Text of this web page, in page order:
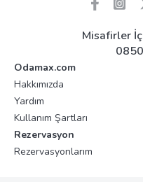
Misafirler
Odamax.com
Hakkımızda
Yardım
Kullanım Şartları
Rezervasyon
Rezervasyonlarım